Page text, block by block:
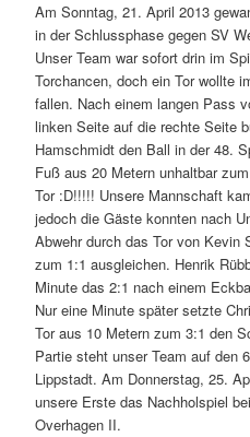
Am Sonntag, 21. April 2013
in der Schlussphase gegen SV
Unser Team war sofort drin im
Torchancen, doch ein Tor wollte
fallen. Nach einem langen Pass
linken Seite auf die rechte Seite
Hamschmidt den Ball in der 48.
Fuß aus 20 Metern unhaltbar
Tor :D!!!!! Unsere Mannschaft
jedoch die Gäste konnten nach
Abwehr durch das Tor von Kevin
zum 1:1 ausgleichen. Henrik
Minute das 2:1 nach einem
Nur eine Minute später setzte
Tor aus 10 Metern zum 3:1 den
Partie steht unser Team auf den
Lippstadt. Am Donnerstag, 25.
unsere Erste das Nachholspiel
Overhagen II.